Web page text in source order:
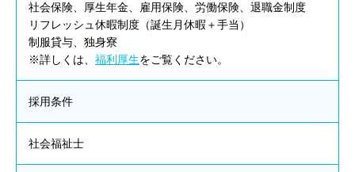
社会保険、厚生年金、雇用保険、労働保険、退職金制度
リフレッシュ休暇制度（誕生月休暇＋手当）
制服貸与、独身寮
※詳しくは、 福利厚生をご覧ください。
採用条件
社会福祉士